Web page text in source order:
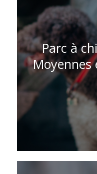
Parc à
Moyennes